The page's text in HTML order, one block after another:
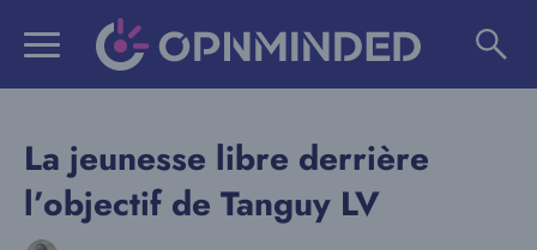
La jeunesse libre derrière
l’objectif de Tanguy LV